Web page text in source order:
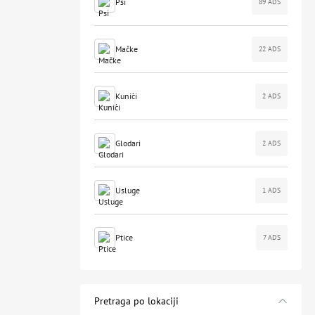
Mačke 22 ADS
Kunići 2 ADS
Glodari 2 ADS
Usluge 1 ADS
Ptice 7 ADS
Pretraga po lokaciji